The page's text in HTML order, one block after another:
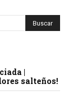
|
salteños!